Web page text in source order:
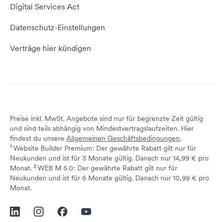
Server Hosting
Domain Reseller
Status dogado.de
Digital Services Act
Datenschutz-Einstellungen
Verträge hier kündigen
Preise inkl. MwSt. Angebote sind nur für begrenzte Zeit gültig
und sind teils abhängig von Mindestvertragslaufzeiten. Hier
findest du unsere Allgemeinen Geschäftsbedingungen.
1 Website Builder Premium: Der gewährte Rabatt gilt nur für
Neukunden und ist für 3 Monate gültig. Danach nur 14,99 € pro
Monat.↩ 1
2 WEB M 5.0: Der gewährte Rabatt gilt nur für
Neukunden und ist für 6 Monate gültig. Danach nur 10,99 € pro
Monat.↩ 1